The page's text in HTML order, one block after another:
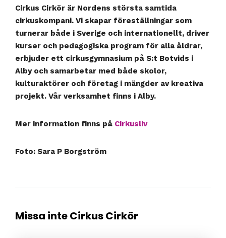
Cirkus Cirkör är Nordens största samtida
cirkuskompani. Vi skapar föreställningar som
turnerar både i Sverige och internationellt, driver
kurser och pedagogiska program för alla åldrar,
erbjuder ett cirkusgymnasium på S:t Botvids i
Alby och samarbetar med både skolor,
kulturaktörer och företag i mängder av kreativa
projekt. Vår verksamhet finns i Alby.
Mer information finns på Cirkusliv
Foto: Sara P Borgström
Missa inte Cirkus Cirkör